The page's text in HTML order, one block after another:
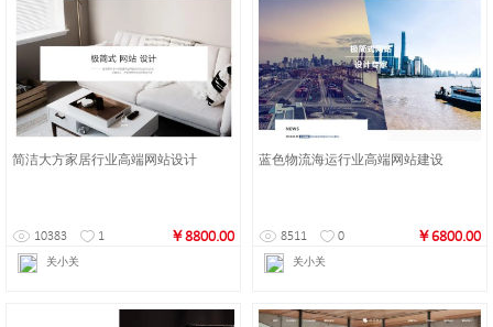
简洁大方家居行业高端网站设计
10383 1 ￥8800.00
关小关
蓝色物流海运行业高端网站建设
8511 0 ￥6800.00
关小关